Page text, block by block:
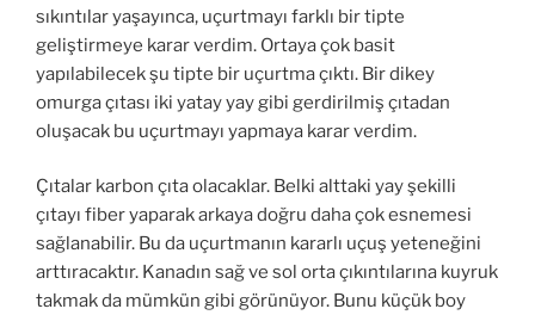
sıkıntılar yaşayınca, uçurtmayı farklı bir tipte
geliştirmeye karar verdim. Ortaya çok basit
yapılabilecek şu tipte bir uçurtma çıktı. Bir dikey
omurga çıtası iki yatay yay gibi gerdirilmiş çıtadan
oluşacak bu uçurtmayı yapmaya karar verdim.
Çıtalar karbon çıta olacaklar. Belki alttaki yay şekilli
çıtayı fiber yaparak arkaya doğru daha çok esnemesi
sağlanabilir. Bu da uçurtmanın kararlı uçuş yeteneğini
arttıracaktır. Kanadın sağ ve sol orta çıkıntılarına kuyruk
takmak da mümkün gibi görünüyor. Bunu küçük boy